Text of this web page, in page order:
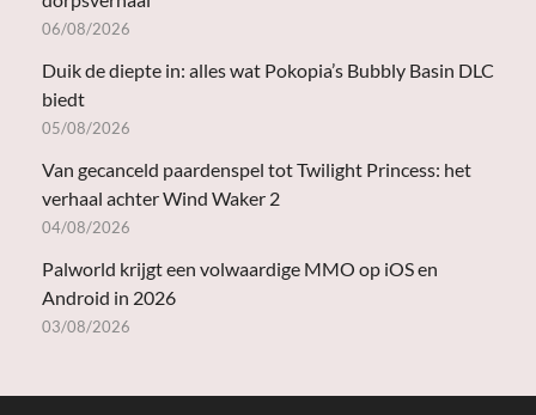
06/08/2026
Duik de diepte in: alles wat Pokopia’s Bubbly Basin DLC
biedt
05/08/2026
Van gecanceld paardenspel tot Twilight Princess: het
verhaal achter Wind Waker 2
04/08/2026
Palworld krijgt een volwaardige MMO op iOS en
Android in 2026
03/08/2026